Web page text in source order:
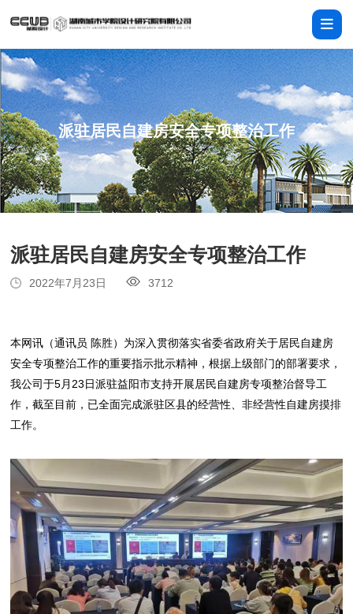
派驻居民自建房安全专项整治工作
派驻居民自建房安全专项整治工作
2022年7月23日 3712
本网讯（通讯员 陈胜）为深入贯彻落实省委省政府关于居民自建房
安全专项整治工作的重要指示批示精神，根据上级部门的部署要求，
我公司于5月23日派驻益阳市支持开展居民自建房专项整治督导工
作，截至目前，已全面完成派驻区县的经营性、非经营性自建房摸排
工作。